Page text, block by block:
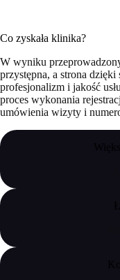
Co zyskała klinika?
W wyniku
przystępna, a strona
profesjonalizm i jakość
proces wykonania
umówienia wizyty i